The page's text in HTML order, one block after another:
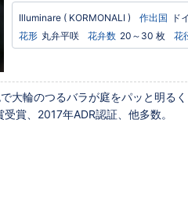
Illuminare ( KORMONALI ) 作出国 ド
花形 丸弁平咲 花弁数 20～30 枚 花
大輪のつるバラが庭をパッと明る
賞、2017年ADR認証、他多数。